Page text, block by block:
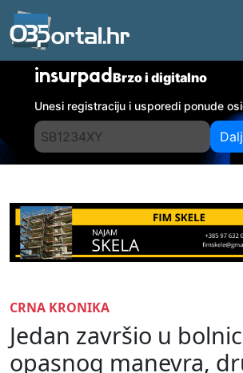
insurpadBrzo i digitalno
Unesi registraciju i usporedi ponude
CRNA KRONIKA
Jedan završio u
opasnog manevra,